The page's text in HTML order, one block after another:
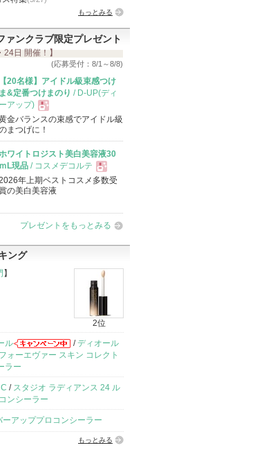
もっとみる
ァンクラブ限定プレゼント
24日 開催！】
(応募受付：8/1～8/8)
【20名様】アイドル級束感つけ
ま&定番つけまのり / D-UP(ディ
ーアップ)
現
品
金バランスの束感でアイドル級
まつげに！
ワイトロジスト美白美容液30
ｍL現品 / コスメデコルテ
現
品
年上期ベストコスメ多数受
の美白美容液
プレゼントをもっとみる
ング
】
2位
ル /ディオール
ォーエヴァー スキン コレクト
ラー
/ スタジオ ラディアンス 24 ル
ンシーラー
ーアッププロコンシーラー
もっとみる